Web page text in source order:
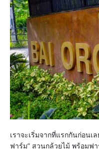
เราจะเริ่มจากที่แรกกันก่อนเ
ฟาร์ม” สวนกล้วยไม้ พร้อมฟ